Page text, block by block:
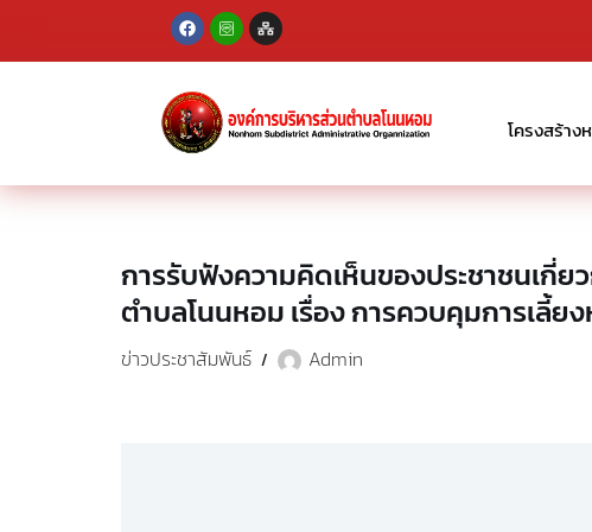
Skip
โครงสร้าง
การรับฟังความคิดเห็นของประชาชนเ
ตำบลโนนหอม เรื่อง การควบคุมการเลี้
ข่าวประชาสัมพันธ์ Admin